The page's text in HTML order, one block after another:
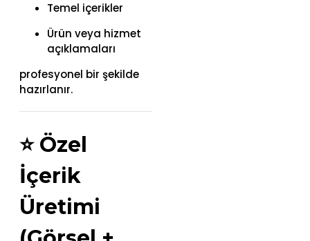
Temel içerikler
Ürün veya hizmet
açıklamaları
profesyonel bir şekilde
hazırlanır.
⭐ Özel
İçerik
Üretimi